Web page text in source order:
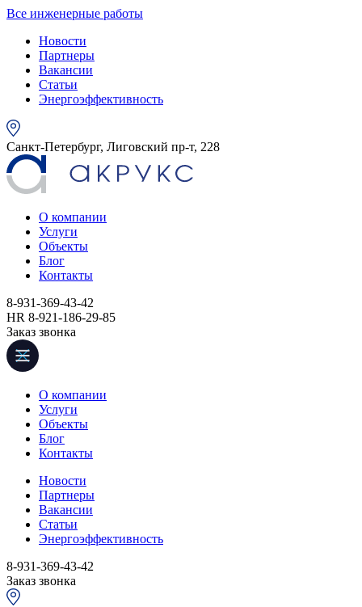
Все инженерные работы
Новости
Партнеры
Вакансии
Статьи
Энергоэффективность
Санкт-Петербург, Лиговский пр-т, 228
О компании
Услуги
Объекты
Блог
Контакты
8-931-369-43-42
HR 8-921-186-29-85
Заказ звонка
О компании
Услуги
Объекты
Блог
Контакты
Новости
Партнеры
Вакансии
Статьи
Энергоэффективность
8-931-369-43-42
Заказ звонка